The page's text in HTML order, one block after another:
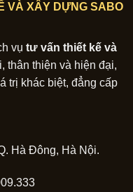
VÀ XÂY DỰNG SABO
vụ tư vấn thiết kế và
thiện và hiện đại,
trị khác biệt, đẳng cấp
Hà Đông, Hà Nội.